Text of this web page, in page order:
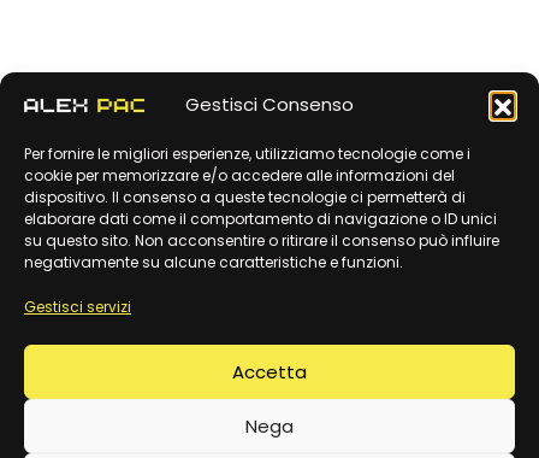
Gestisci Consenso
Per fornire le migliori esperienze, utilizziamo tecnologie come i
cookie per memorizzare e/o accedere alle informazioni del
dispositivo. Il consenso a queste tecnologie ci permetterà di
elaborare dati come il comportamento di navigazione o ID unici
su questo sito. Non acconsentire o ritirare il consenso può influire
negativamente su alcune caratteristiche e funzioni.
Gestisci servizi
Accetta
Nega
© COPYRIGHT ALESSANDRO PACIFICO
PRIVACY POLICY CONTATTI